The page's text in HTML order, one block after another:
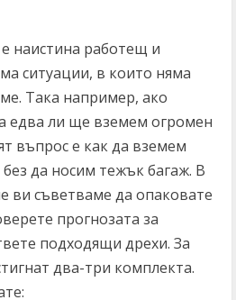
наистина работещ и
ситуации, в които няма
Така например, ако
едва ли ще вземем огромен
въпрос е как да вземем
да носим тежък багаж. В
ви съветваме да опаковате
прогнозата за
подходящи дрехи. За
два-три комплекта.